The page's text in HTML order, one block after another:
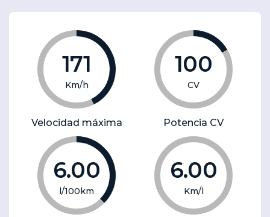
171
Km/h
Velocidad máxima
100
CV
Potencia CV
6.00
l/100km
6.00
Km/l